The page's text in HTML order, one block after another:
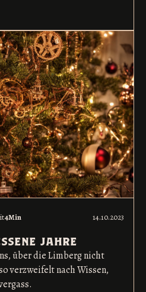
4Min 14.10.2023
jahre
über die Limberg nicht
verzweifelt nach Wissen,